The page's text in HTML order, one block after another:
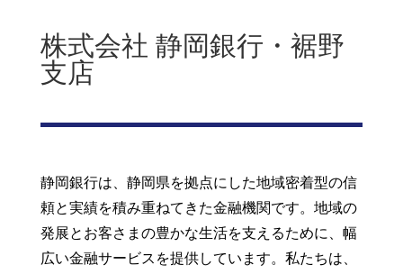
株式会社 静岡銀行・裾野
支店
静岡銀行は、静岡県を拠点にした地域密着型の信
頼と実績を積み重ねてきた金融機関です。地域の
発展とお客さまの豊かな生活を支えるために、幅
広い金融サービスを提供しています。私たちは、